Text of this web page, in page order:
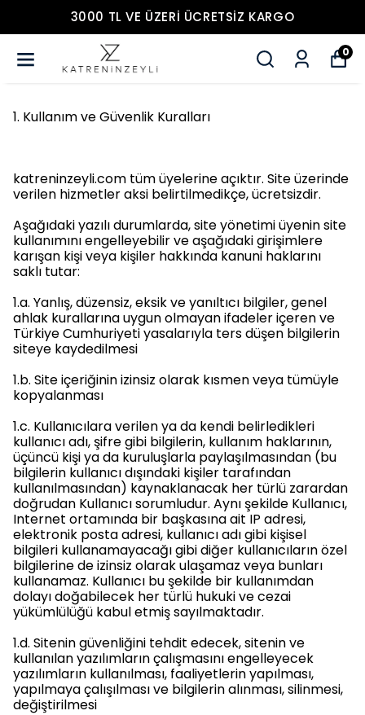
3000 TL VE ÜZERİ ÜCRETSİZ KARGO
0
1. Kullanım ve Güvenlik Kuralları
katreninzeyli.com tüm üyelerine açıktır. Site üzerinde
verilen hizmetler aksi belirtilmedikçe, ücretsizdir.
Aşağıdaki yazılı durumlarda, site yönetimi üyenin site
kullanımını engelleyebilir ve aşağıdaki girişimlere
karışan kişi veya kişiler hakkında kanuni haklarını
saklı tutar:
1.a. Yanlış, düzensiz, eksik ve yanıltıcı bilgiler, genel
ahlak kurallarına uygun olmayan ifadeler içeren ve
Türkiye Cumhuriyeti yasalarıyla ters düşen bilgilerin
siteye kaydedilmesi
1.b. Site içeriğinin izinsiz olarak kısmen veya tümüyle
kopyalanması
1.c. Kullanıcılara verilen ya da kendi belirledikleri
kullanıcı adı, şifre gibi bilgilerin, kullanım haklarının,
üçüncü kişi ya da kuruluşlarla paylaşılmasından (bu
bilgilerin kullanıcı dışındaki kişiler tarafından
kullanılmasından) kaynaklanacak her türlü zarardan
doğrudan Kullanıcı sorumludur. Aynı şekilde Kullanıcı,
Internet ortamında bir başkasına ait IP adresi,
elektronik posta adresi, kullanıcı adı gibi kişisel
bilgileri kullanamayacağı gibi diğer kullanıcıların özel
bilgilerine de izinsiz olarak ulaşamaz veya bunları
kullanamaz. Kullanıcı bu şekilde bir kullanımdan
dolayı doğabilecek her türlü hukuki ve cezai
yükümlülüğü kabul etmiş sayılmaktadır.
1.d. Sitenin güvenliğini tehdit edecek, sitenin ve
kullanılan yazılımların çalışmasını engelleyecek
yazılımların kullanılması, faaliyetlerin yapılması,
yapılmaya çalışılması ve bilgilerin alınması, silinmesi,
değiştirilmesi